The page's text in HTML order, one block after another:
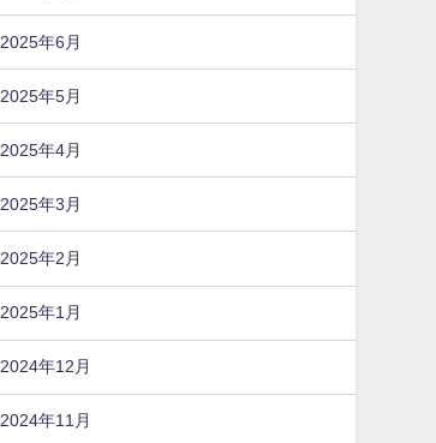
2025年6月
2025年5月
2025年4月
2025年3月
2025年2月
2025年1月
2024年12月
2024年11月